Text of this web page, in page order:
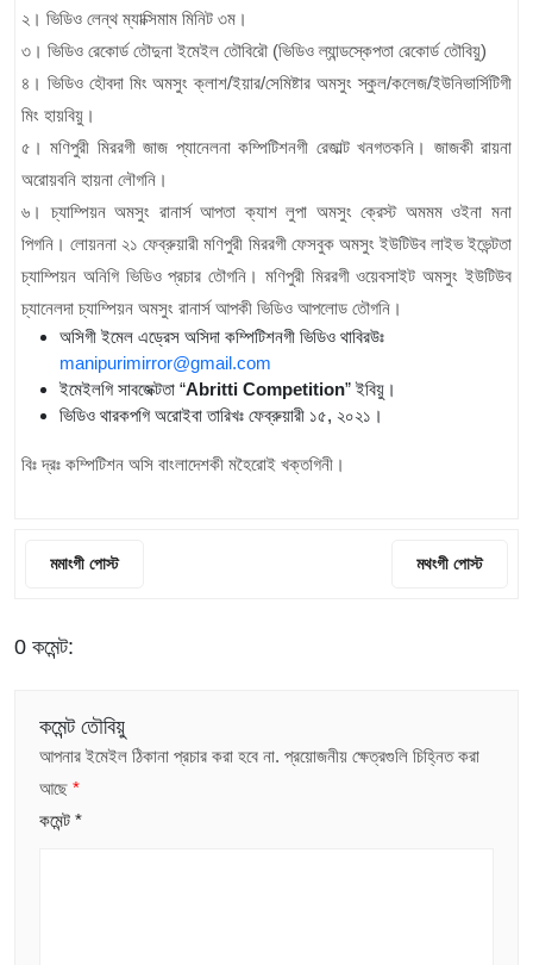
২। ভিডিও লেন্থ ম্যাক্সিমাম মিনিট ৩ম।
৩। ভিডিও রেকোর্ড তৌদুনা ইমেইল তৌবিরৌ (ভিডিও ল্যান্ডস্কেপতা রেকোর্ড তৌবিয়ু)
৪। ভিডিও হৌবদা মিং অমসুং ক্লাশ/ইয়ার/সেমিষ্টার অমসুং স্কুল/কলেজ/ইউনিভার্সিটিগী
মিং হায়বিয়ু।
৫। মণিপুরী মিররগী জাজ প্যানেলনা কম্পিটিশনগী রেজাল্ট খনগতকনি। জাজকী রায়না
অরোয়বনি হায়না লৌগনি।
৬। চ্যাম্পিয়ন অমসুং রানার্স আপতা ক্যাশ লুপা অমসুং ক্রেস্ট অমমম ওইনা মনা
পিগনি। লোয়ননা ২১ ফেব্রুয়ারী মণিপুরী মিররগী ফেসবুক অমসুং ইউটিউব লাইভ ইভেন্টতা
চ্যাম্পিয়ন অনিগি ভিডিও প্রচার তৌগনি। মণিপুরী মিররগী ওয়েবসাইট অমসুং ইউটিউব
চ্যানেলদা চ্যাম্পিয়ন অমসুং রানার্স আপকী ভিডিও আপলোড তৌগনি।
অসিগী ইমেল এড্রেস অসিদা কম্পিটিশনগী ভিডিও থাবিরউঃ
manipurimirror@gmail.com
ইমেইলগি সাবজেক্টতা “Abritti Competition” ইবিয়ু।
ভিডিও থারকপগি অরোইবা তারিখঃ ফেব্রুয়ারী ১৫, ২০২১।
বিঃ দ্রঃ কম্পিটিশন অসি বাংলাদেশকী মহৈরোই খক্তগিনী।
মমাংগী পোস্ট মথংগী পোস্ট
0 কমেন্ট:
কমেন্ট তৌবিয়ু
আপনার ইমেইল ঠিকানা প্রচার করা হবে না. প্রয়োজনীয় ক্ষেত্রগুলি চিহ্নিত করা
আছে *
কমেন্ট *